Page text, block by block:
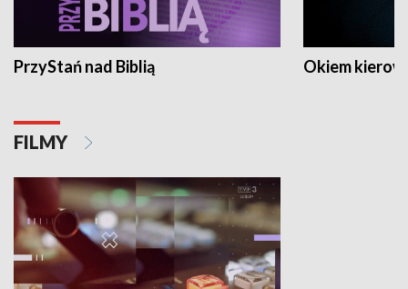
PrzyStań nad Biblią Okiem
FILMY